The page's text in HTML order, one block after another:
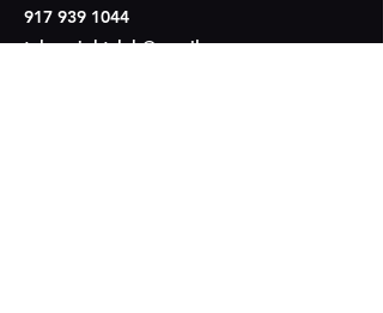
917 939 1044
tulumnightclub@gmail.com